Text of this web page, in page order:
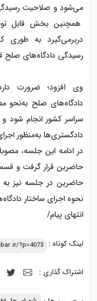
می‌شود و صلاحیت
همچنین بخش قابل
رسیدگی دادگاه‌های صلح
وی افزود؛ ضرورت
دادگاه‌های صلح به‌نحو
سراسر کشور انجام شود
دادگستری‌ها به‌منظور
در ادامه این جلسه،
حاضرین قرار گرفت و
حاضرین در جلسه نیز
نحوه اجرای ساختار
انتهای پیام/
لینک کوتاه : ?p=4073
اشتراک گذاری :